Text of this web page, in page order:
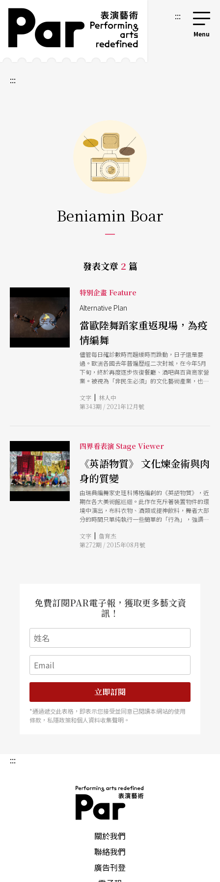
跳到主要內容區塊
網站導覽 :::
:::
Beniamin Boar
發表文章 2 篇
特別企畫 Feature
Alternative Plan
當歐陸舞蹈家重返現場，為疫
情編舞
儘管每日確診數時而趨緩時而躁動，日子還是要
過。歐洲各國去年普遍歷經二次封城，在今年5月
下旬，終於再度逐步恢復餐廳、酒吧與百貨商家營
業。被視為「非民生必須」的文化藝術產業，也終
館大門，接待藝術家與觀眾。許多去年被取消的藝
術節紛紛調整節目策略捲土重來；加上國境鬆綁，
衝擊的新作品。
文字 | 林人中
第343期 / 2021年12月號
四界看表演 Stage Viewer
《英語物質》 文化煉金術與肉
身的質變
由瑞典編舞家史班科博格編創的《英語物質》，近
期在各大美術館巡迴。此作在充斥著裝置物件的環
境中演出，布料衣物、酒類或提神飲料，舞者大部
分的時間只單純執行一些簡單的「行為」，強調的
呈現出拼貼的大雜膾，正是如同一樣影響人類精神
的「文化物質」。
文字 | 詹育杰
第272期 / 2015年08月號
免費訂閱PAR電子報，獲取更多藝文資
訊！
立即訂閱
*通過遞交此表格，即表示您接受並同意已閱讀本網站的使用
條款，私隱政策和個人資料收集聲明。
:::
關於我們
聯絡我們
廣告刊登